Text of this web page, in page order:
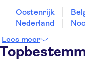
Oostenrijk
Nederland
Lees meer